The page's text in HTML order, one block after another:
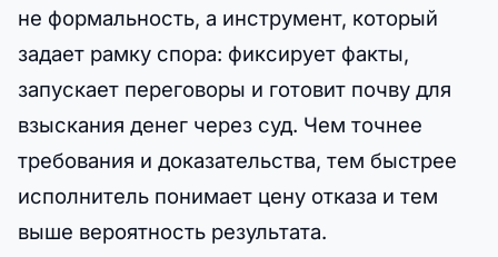
не формальность, а инструмент, который
задает рамку спора: фиксирует факты,
запускает переговоры и готовит почву для
взыскания денег через суд. Чем точнее
требования и доказательства, тем быстрее
исполнитель понимает цену отказа и тем
выше вероятность результата.